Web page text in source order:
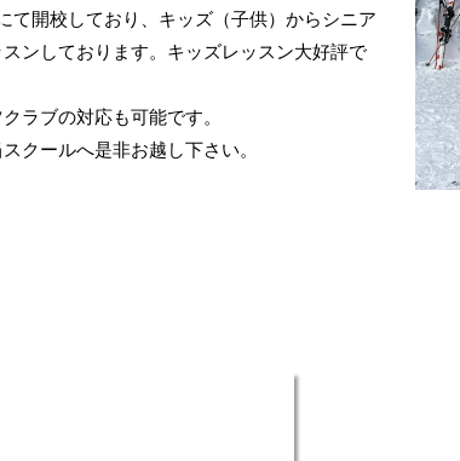
て開校しており、キッズ（子供）からシニア
ンしております。キッズレッスン大好評で
ラブの対応も可能です。
クールへ是非お越し下さい。